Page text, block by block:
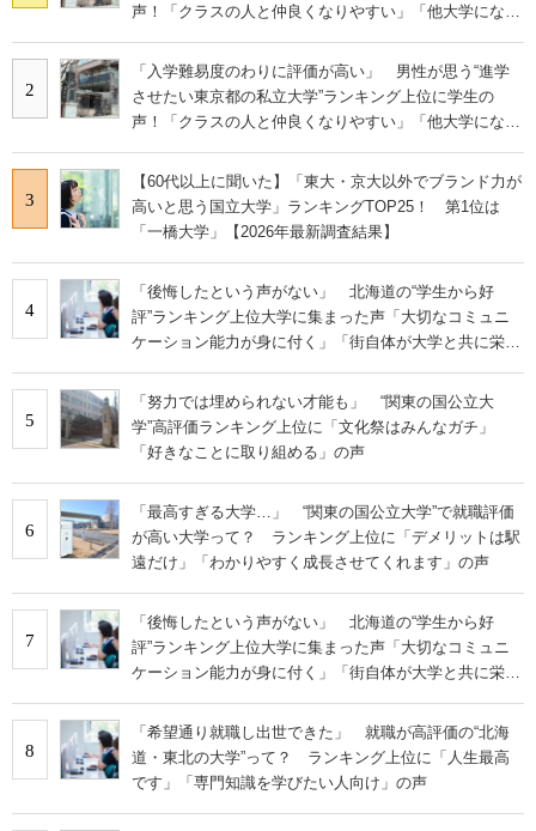
声！「クラスの人と仲良くなりやすい」「他大学にない
2
「入学難易度のわりに評価が高い」 男性が思う“進学
させたい東京都の私立大学”ランキング上位に学生の
声！「クラスの人と仲良くなりやすい」「他大学にない
3
【60代以上に聞いた】「東大・京大以外でブランド力が
高いと思う国立大学」ランキングTOP25！ 第1位は
「一橋大学」【2026年最新調査結果】
4
「後悔したという声がない」 北海道の“学生から好
評”ランキング上位大学に集まった声「大切なコミュニ
ケーション能力が身に付く」「街自体が大学と共に栄え
5
「努力では埋められない才能も」 “関東の国公立大
学”高評価ランキング上位に「文化祭はみんなガチ」
「好きなことに取り組める」の声
6
「最高すぎる大学…」 “関東の国公立大学”で就職評価
が高い大学って？ ランキング上位に「デメリットは駅
遠だけ」「わかりやすく成長させてくれます」の声
7
「後悔したという声がない」 北海道の“学生から好
評”ランキング上位大学に集まった声「大切なコミュニ
ケーション能力が身に付く」「街自体が大学と共に栄え
8
「希望通り就職し出世できた」 就職が高評価の“北海
道・東北の大学”って？ ランキング上位に「人生最高
です」「専門知識を学びたい人向け」の声